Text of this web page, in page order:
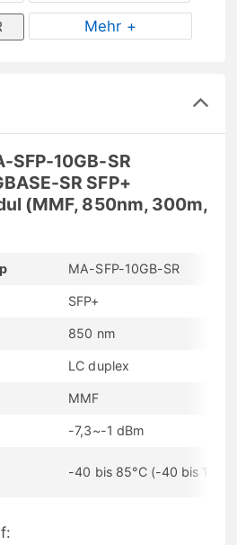
Mehr +
SFP-10GB-SR
SR SFP+
(MMF, 850nm, 300m,
MA-SFP-10GB-SR
SFP+
850 nm
LC duplex
MMF
-7,3~-1 dBm
-40 bis 85°C (-40 bis